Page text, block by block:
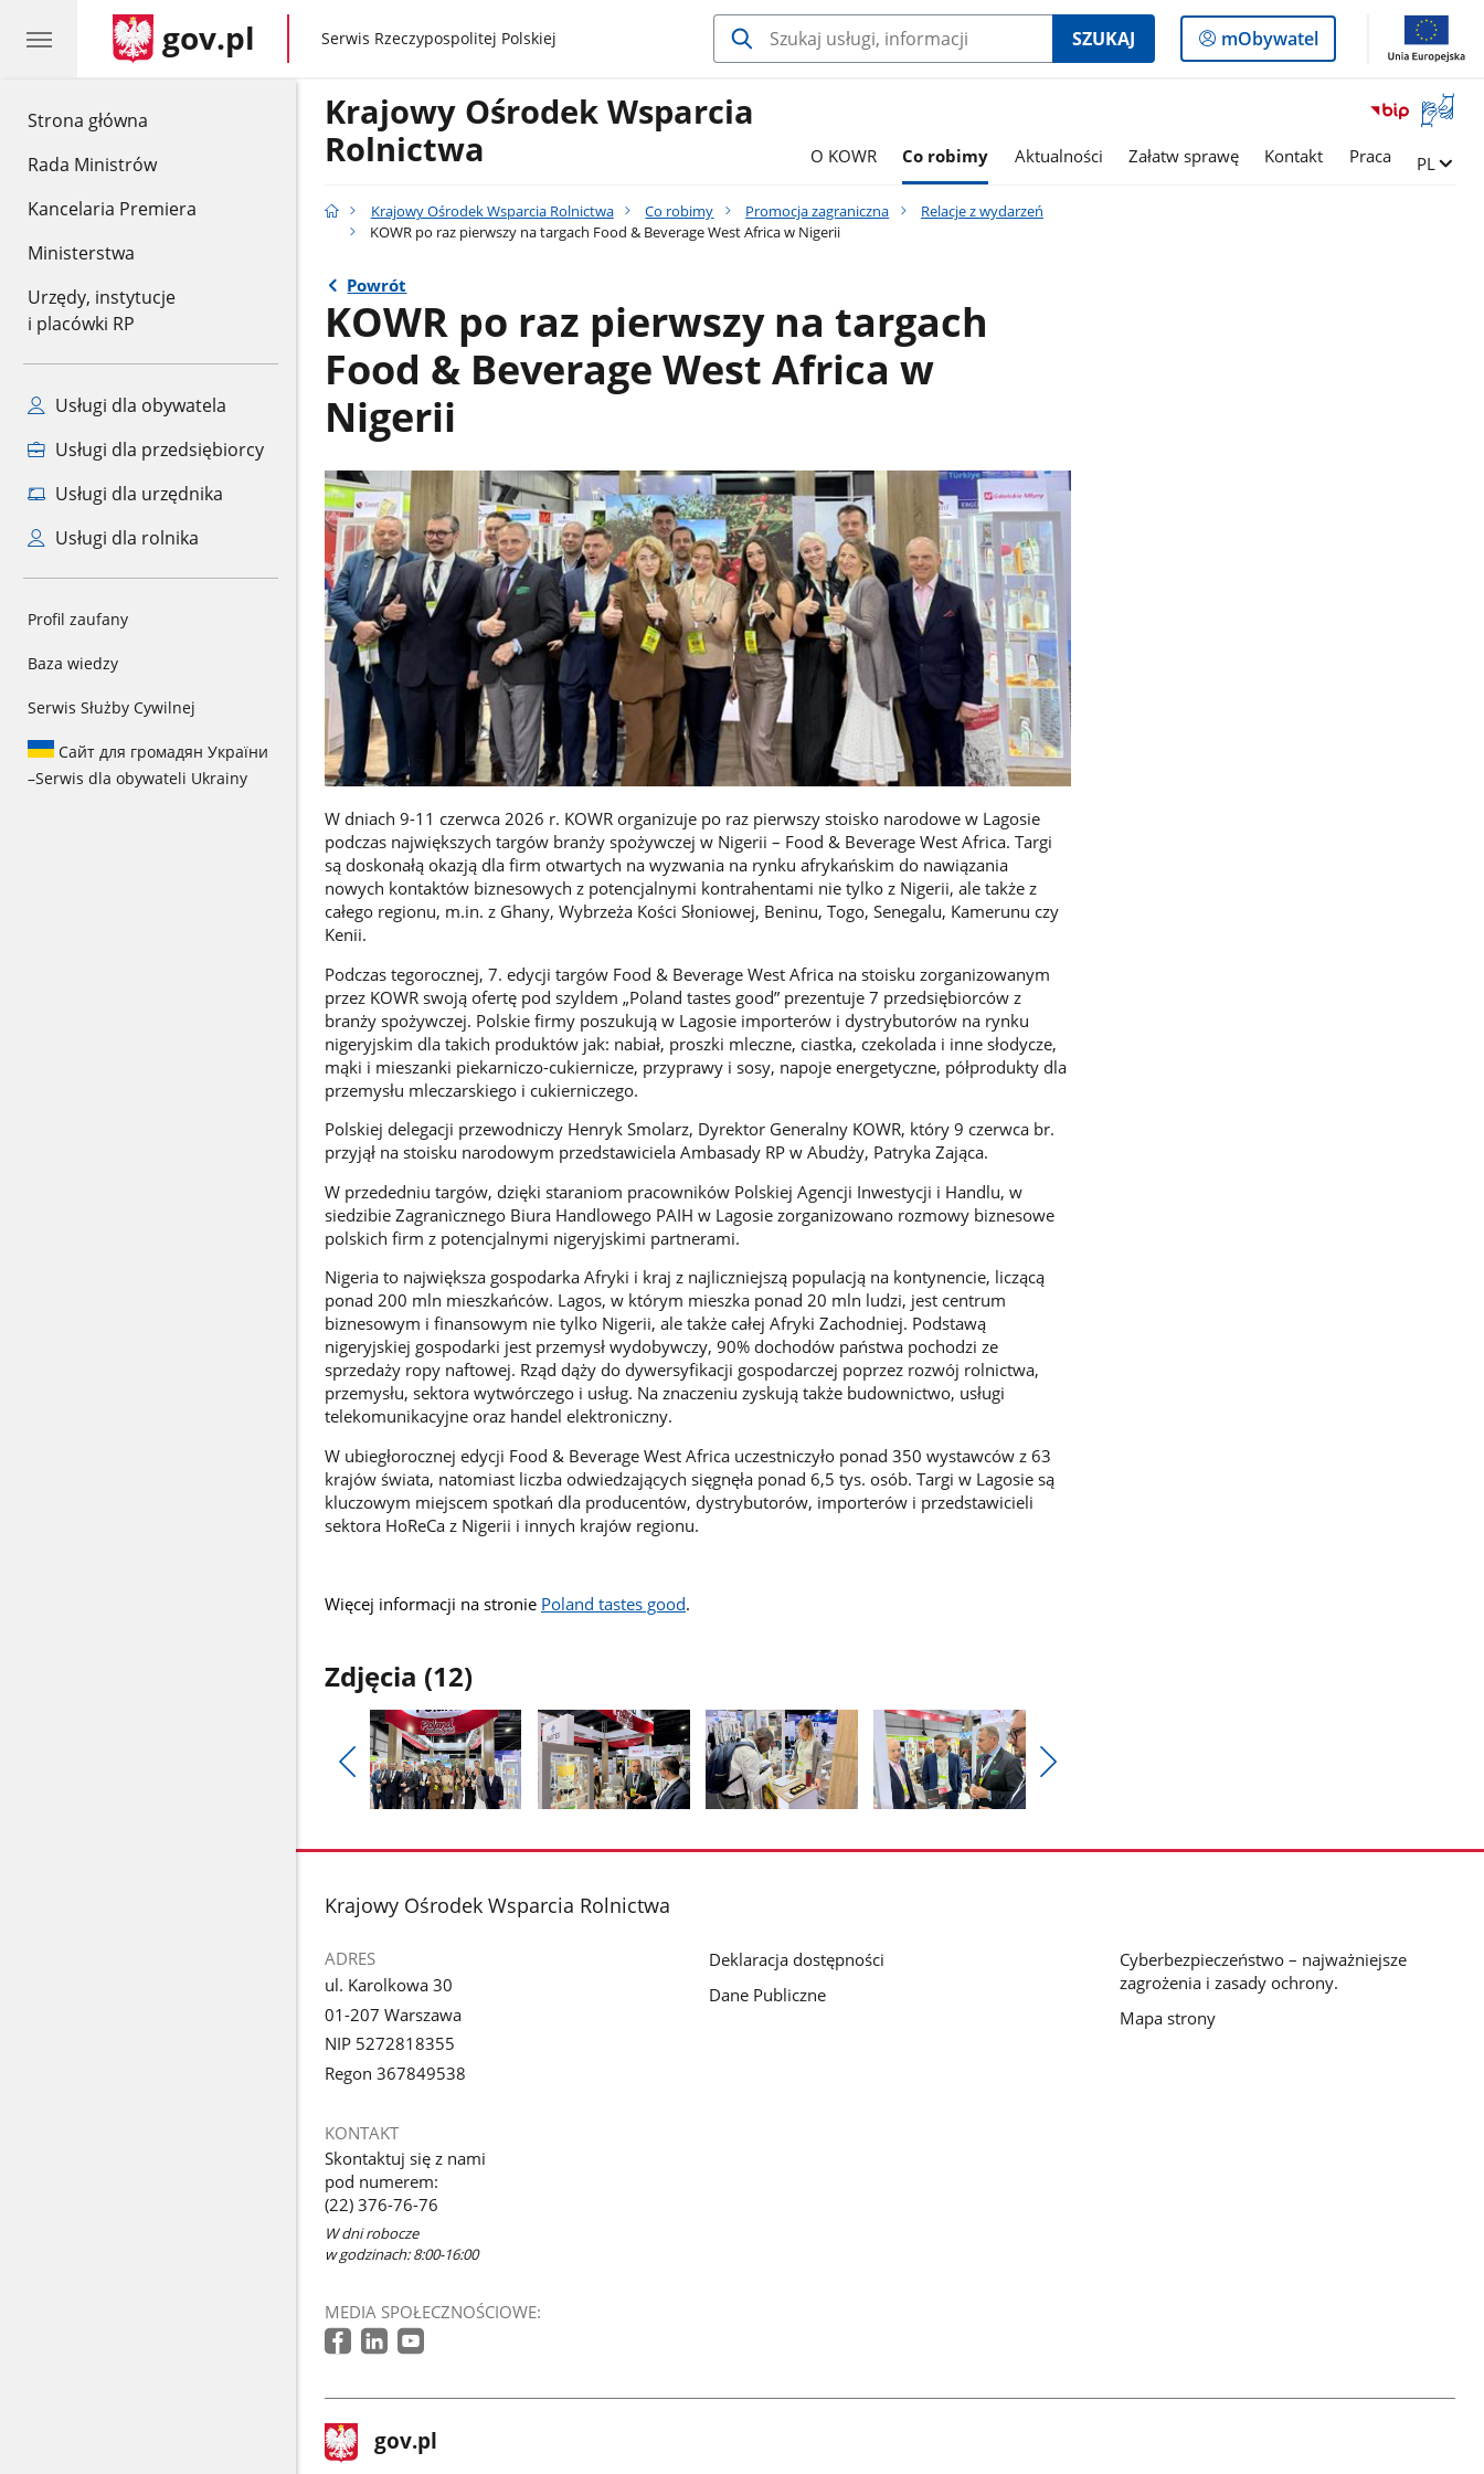
Strona główna
Rada Ministrów
Kancelaria Premiera
Ministerstwa
Urzędy, instytucje
i placówki RP
Usługi dla obywatela
Usługi dla przedsiębiorcy
Usługi dla urzędnika
Usługi dla rolnika
Profil zaufany
Baza wiedzy
Serwis Służby Cywilnej
Сайт для громадян України
–Serwis dla obywateli Ukrainy
gov.pl gov.pl
Serwis Rzeczypospolitej Polskiej SZUKAJ
Logowanie
do
mObywatel
Otwórz
okno
Krajowy Ośrodek Wsparcia
Rolnictwa
O KOWR Co robimy Aktualności Załatw sprawę Kontakt Praca Zmień
PL
Krajowy Ośrodek Wsparcia Rolnictwa Co robimy Promocja zagraniczna
Relacje z wydarzeń
KOWR po raz pierwszy na targach Food & Beverage West Africa w Nigerii
Powrót
KOWR po raz pierwszy na targach
Food & Beverage West Africa w
Nigerii
W dniach 9-11 czerwca 2026 r. KOWR organizuje po raz pierwszy stoisko narodowe w Lagosie
podczas największych targów branży spożywczej w Nigerii – Food & Beverage West Africa. Targi
są doskonałą okazją dla firm otwartych na wyzwania na rynku afrykańskim do nawiązania
nowych kontaktów biznesowych z potencjalnymi kontrahentami nie tylko z Nigerii, ale także z
całego regionu, m.in. z Ghany, Wybrzeża Kości Słoniowej, Beninu, Togo, Senegalu, Kamerunu czy
Kenii.
Podczas tegorocznej, 7. edycji targów Food & Beverage West Africa na stoisku zorganizowanym
przez KOWR swoją ofertę pod szyldem „Poland tastes good” prezentuje 7 przedsiębiorców z
branży spożywczej. Polskie firmy poszukują w Lagosie importerów i dystrybutorów na rynku
nigeryjskim dla takich produktów jak: nabiał, proszki mleczne, ciastka, czekolada i inne słodycze,
mąki i mieszanki piekarniczo-cukiernicze, przyprawy i sosy, napoje energetyczne, półprodukty dla
przemysłu mleczarskiego i cukierniczego.
Polskiej delegacji przewodniczy Henryk Smolarz, Dyrektor Generalny KOWR, który 9 czerwca br.
przyjął na stoisku narodowym przedstawiciela Ambasady RP w Abudży, Patryka Zająca.
W przededniu targów, dzięki staraniom pracowników Polskiej Agencji Inwestycji i Handlu, w
siedzibie Zagranicznego Biura Handlowego PAIH w Lagosie zorganizowano rozmowy biznesowe
polskich firm z potencjalnymi nigeryjskimi partnerami.
Nigeria to największa gospodarka Afryki i kraj z najliczniejszą populacją na kontynencie, liczącą
ponad 200 mln mieszkańców. Lagos, w którym mieszka ponad 20 mln ludzi, jest centrum
biznesowym i finansowym nie tylko Nigerii, ale także całej Afryki Zachodniej. Podstawą
nigeryjskiej gospodarki jest przemysł wydobywczy, 90% dochodów państwa pochodzi ze
sprzedaży ropy naftowej. Rząd dąży do dywersyfikacji gospodarczej poprzez rozwój rolnictwa,
przemysłu, sektora wytwórczego i usług. Na znaczeniu zyskują także budownictwo, usługi
telekomunikacyjne oraz handel elektroniczny.
W ubiegłorocznej edycji Food & Beverage West Africa uczestniczyło ponad 350 wystawców z 63
krajów świata, natomiast liczba odwiedzających sięgnęła ponad 6,5 tys. osób. Targi w Lagosie są
kluczowym miejscem spotkań dla producentów, dystrybutorów, importerów i przedstawicieli
sektora HoReCa z Nigerii i innych krajów regionu.
Więcej informacji na stronie Poland tastes good.
Zdjęcia (12)
Pokaż
poprzednie
galerii.
galerii.
stopka
Krajowy Ośrodek Wsparcia Rolnictwa
ADRES
ul. Karolkowa 30
01-207 Warszawa
NIP 5272818355
Regon 367849538
KONTAKT
Skontaktuj się z nami
pod numerem:
(22) 376-76-76
W dni robocze
w godzinach: 8:00-16:00
MEDIA SPOŁECZNOŚCIOWE:
Deklaracja dostępności
Dane Publiczne
Cyberbezpieczeństwo – najważniejsze
zagrożenia i zasady ochrony.
Mapa strony
stopka
gov.pl Strona
gov.pl